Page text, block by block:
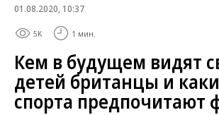
01.08.2020, 10:37
5K 1 мин.
Кем в будущем видят
детей британцы и
спорта предпочитают